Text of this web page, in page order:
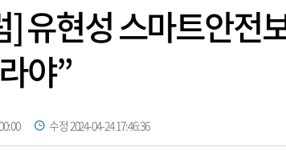
유현성 스마트안전
야”
수정 2024-04-24 17:46:36